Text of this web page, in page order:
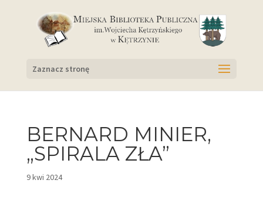
Zaznacz stronę
BERNARD MINIER,
„SPIRALA ZŁA”
9 kwi 2024